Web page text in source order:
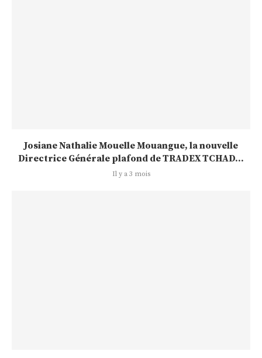
Josiane Nathalie Mouelle Mouangue, la nouvelle
Directrice Générale plafond de TRADEX TCHAD...
Il y a 3 mois